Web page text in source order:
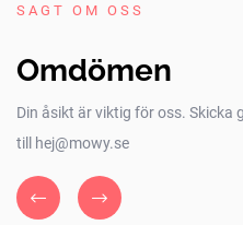
SAGT OM OSS
Omdömen
Din åsikt är viktig för oss. Skicka
till hej@mowy.se